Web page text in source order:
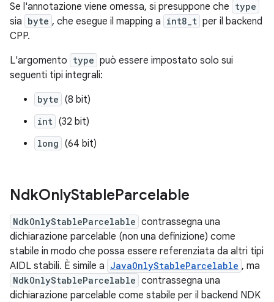
Se l'annotazione viene omessa, si presuppone che type
sia byte , che esegue il mapping a int8_t per il backend
CPP.
L'argomento type può essere impostato solo sui
seguenti tipi integrali:
byte (8 bit)
int (32 bit)
long (64 bit)
NdkOnlyStableParcelable
NdkOnlyStableParcelable contrassegna una
dichiarazione parcelable (non una definizione) come
stabile in modo che possa essere referenziata da altri tipi
AIDL stabili. È simile a JavaOnlyStableParcelable , ma
NdkOnlyStableParcelable contrassegna una
dichiarazione parcelable come stabile per il backend NDK